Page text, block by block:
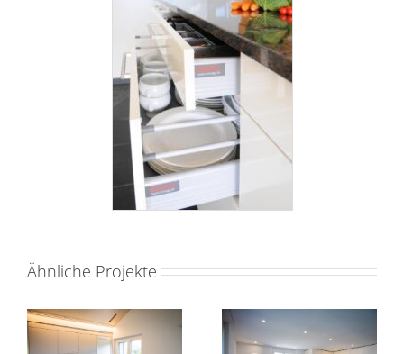
Ähnliche Projekte